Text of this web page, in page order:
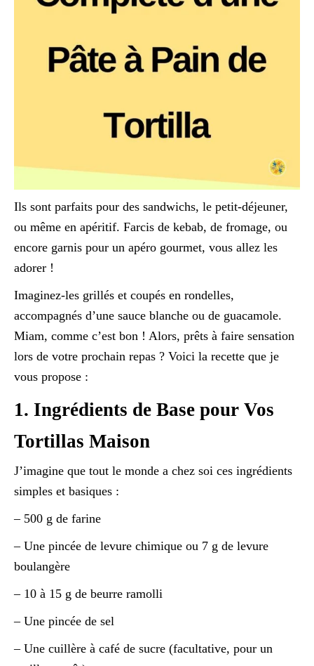
Ils sont parfaits pour des sandwichs, le petit-déjeuner,
ou même en apéritif. Farcis de kebab, de fromage, ou
encore garnis pour un apéro gourmet, vous allez les
adorer !
Imaginez-les grillés et coupés en rondelles,
accompagnés d’une sauce blanche ou de guacamole.
Miam, comme c’est bon ! Alors, prêts à faire sensation
lors de votre prochain repas ? Voici la recette que je
vous propose :
1. Ingrédients de Base pour Vos
Tortillas Maison
J’imagine que tout le monde a chez soi ces ingrédients
simples et basiques :
– 500 g de farine
– Une pincée de levure chimique ou 7 g de levure
boulangère
– 10 à 15 g de beurre ramolli
– Une pincée de sel
– Une cuillère à café de sucre (facultative, pour un